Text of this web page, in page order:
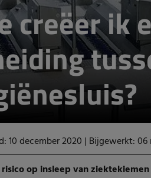
creëer ik
10 december 2020 | Bijgewerkt: 06
op insleep van